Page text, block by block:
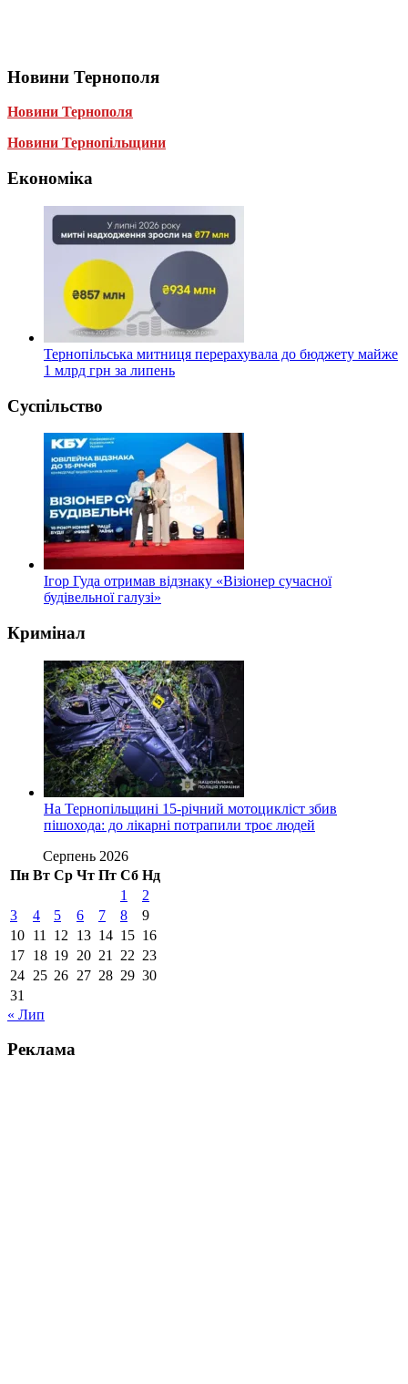
Новини Тернополя
Новини Тернополя
Новини Тернопільщини
Економіка
Тернопільська митниця перерахувала до бюджету майже
1 млрд грн за липень
Суспільство
Ігор Гуда отримав відзнаку «Візіонер сучасної
будівельної галузі»
Кримінал
На Тернопільщині 15-річний мотоцикліст збив
пішохода: до лікарні потрапили троє людей
Серпень 2026
Пн Вт Ср Чт Пт Сб Нд
1
2
3
4 5 6 7 8
9
10 11 12 13 14 15 16
17 18 19 20 21 22 23
24 25 26 27 28 29 30
31
« Лип
Реклама